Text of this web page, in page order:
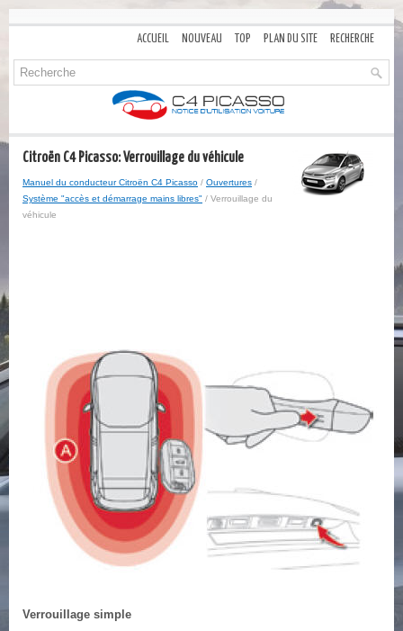
ACCUEIL NOUVEAU TOP PLAN DU SITE RECHERCHE
Citroën C4 Picasso: Verrouillage du véhicule
Manuel du conducteur Citroën C4 Picasso / Ouvertures /
Système "accès et démarrage mains libres" / Verrouillage du
véhicule
Verrouillage simple